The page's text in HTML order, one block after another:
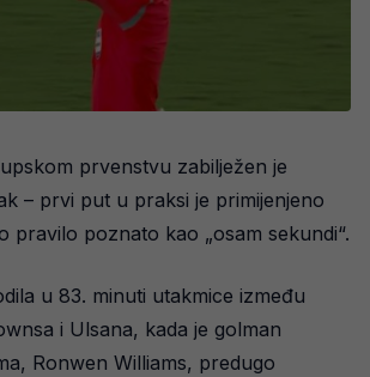
prvenstvu zabilježen je
– prvi put u praksi je primijenjeno
pravilo poznato kao „osam sekundi“.
u 83. minuti utakmice između
i Ulsana, kada je golman
Ronwen Williams, predugo